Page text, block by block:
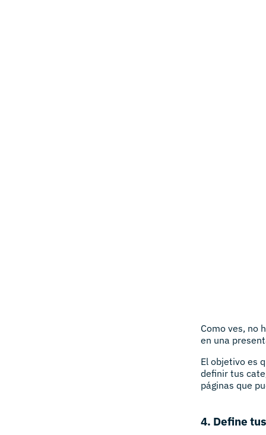
Como ves, no
en una
El objetivo es
definir tus
páginas que
4. Define